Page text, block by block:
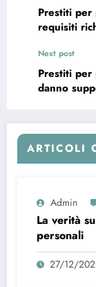
Prestiti per
requisiti
Next post
Prestiti
danno
ARTICOLI
Admin
La verità
personali
27/12/